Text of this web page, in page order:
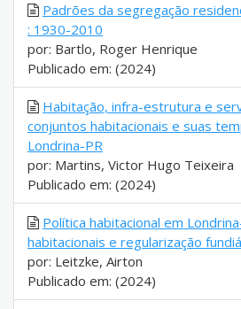
Padrões da segregação
: 1930-2010
por: Bartlo, Roger Henrique
Publicado em: (2024)
Habitação, infra-estrutura e
conjuntos habitacionais e suas
Londrina-PR
por: Martins, Victor Hugo Teixeira
Publicado em: (2024)
Política habitacional em
habitacionais e regularização
por: Leitzke, Airton
Publicado em: (2024)